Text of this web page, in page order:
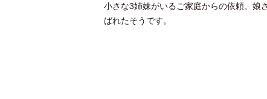
小さな3姉妹がいるご家庭からの依頼。娘
ばれたそうです。